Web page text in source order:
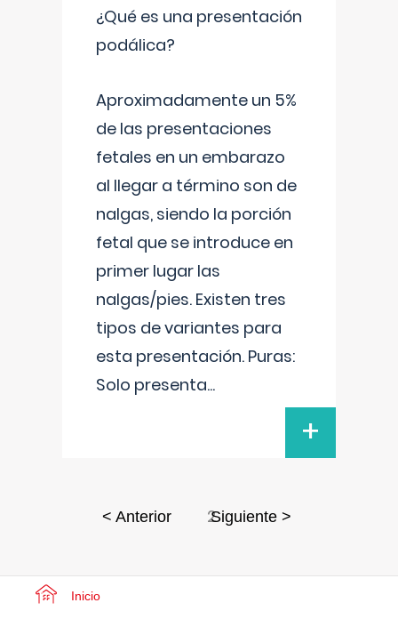
¿Qué es una presentación
podálica?
Aproximadamente un 5%
de las presentaciones
fetales en un embarazo
al llegar a término son de
nalgas, siendo la porción
fetal que se introduce en
primer lugar las
nalgas/pies. Existen tres
tipos de variantes para
esta presentación. Puras:
Solo presenta...
+
< Anterior 2Siguiente >
Inicio